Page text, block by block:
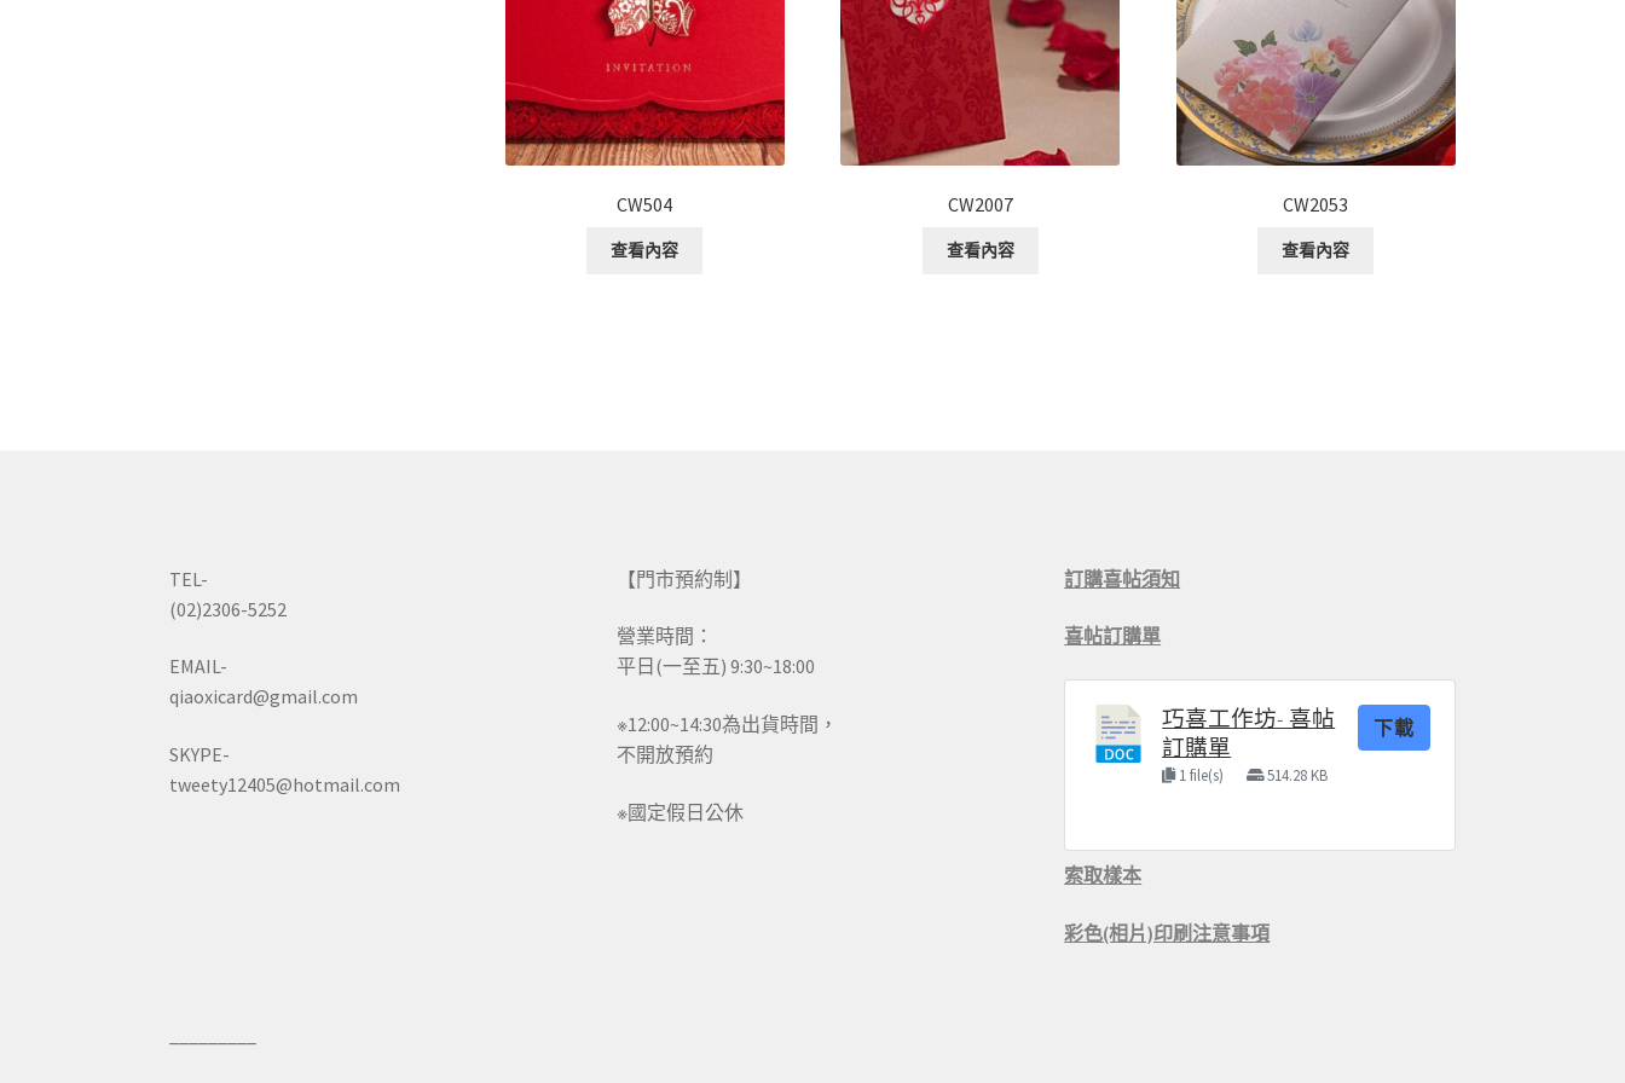
CW504
查看內容
CW2007
查看內容
CW2053
查看內容
TEL-
(02)2306-5252
EMAIL-
qiaoxicard@gmail.com
SKYPE-
tweety12405@hotmail.com
【門市預約制】
營業時間：
平日(一至五) 9:30~18:00
※12:00~14:30為出貨時間，
不開放預約
※國定假日公休
訂購喜帖須知
喜帖訂購單
巧喜工作坊- 喜帖
訂購單
1 file(s) 514.28 KB
下載
索取樣本
彩色(相片)印刷注意事項